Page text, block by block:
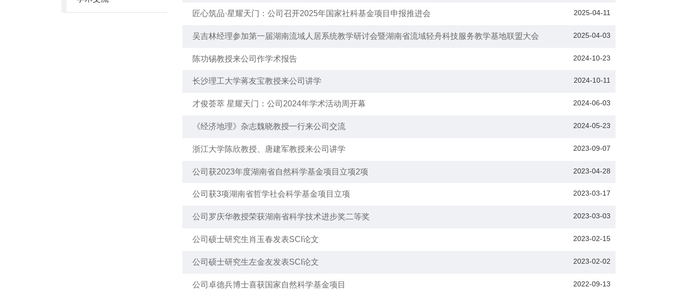
2025-04-11
匠心筑品·星耀天门：公司召开2025年国家社科基金项目申报推进会
2025-04-03
吴吉林经理参加第一届湖南流域人居系统教学研讨会暨湖南省流域轻舟科技服务教学基地联盟大会
2024-10-23
陈功锡教授来公司作学术报告
2024-10-11
长沙理工大学蒋友宝教授来公司讲学
2024-06-03
才俊荟萃 星耀天门：公司2024年学术活动周开幕
2024-05-23
《经济地理》杂志魏晓教授一行来公司交流
2023-09-07
浙江大学陈欣教授、唐建军教授来公司讲学
2023-04-28
公司获2023年度湖南省自然科学基金项目立项2项
2023-03-17
公司获3项湖南省哲学社会科学基金项目立项
2023-03-03
公司罗庆华教授荣获湖南省科学技术进步奖二等奖
2023-02-15
公司硕士研究生肖玉春发表SCI论文
2023-02-02
公司硕士研究生左金友发表SCI论文
2022-09-13
公司卓德兵博士喜获国家自然科学基金项目